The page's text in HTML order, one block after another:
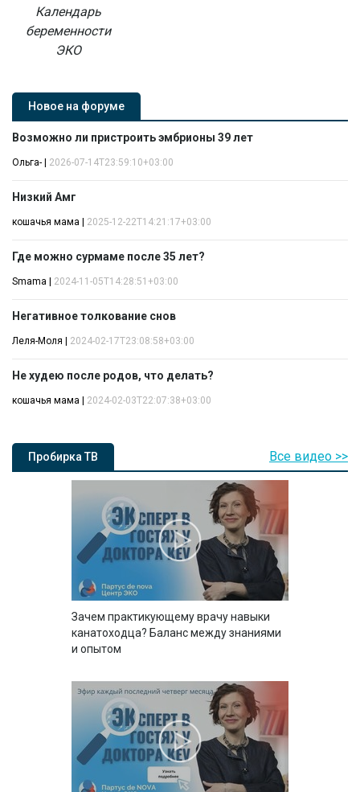
Календарь
беременности
ЭКО
Новое на форуме
Возможно ли пристроить эмбрионы 39 лет
Ольга- 2026-07-14T23:59:10+03:00
Низкий Амг
кошачья мама 2025-12-22T14:21:17+03:00
Где можно сурмаме после 35 лет?
Smama 2024-11-05T14:28:51+03:00
Негативное толкование снов
Леля-Моля 2024-02-17T23:08:58+03:00
Не худею после родов, что делать?
кошачья мама 2024-02-03T22:07:38+03:00
Пробирка ТВ
Зачем практикующему врачу навыки
канатоходца? Баланс между знаниями
и опытом
Все видео >>